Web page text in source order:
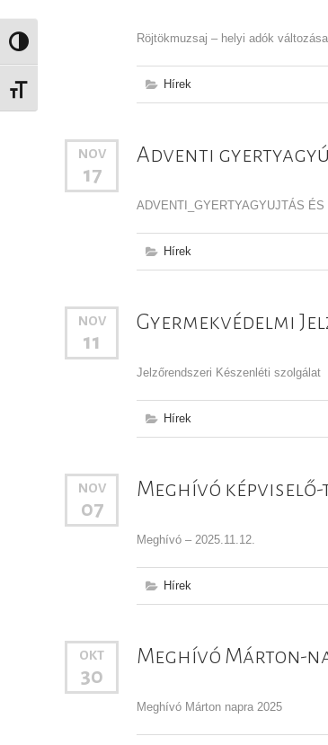
Nagy kontraszt váltása
Betűméret váltása
Röjtökmuzsaj – helyi adók
Hírek
NOV
17
Adventi
ADVENTI_GYERTYAGYUJTÁS ÉS
Hírek
NOV
11
Gyermekvédelmi
Jelzőrendszeri Készenléti szolgálat
Hírek
NOV
07
Meghívó
Meghívó – 2025.11.12.
Hírek
OKT
30
Meghívó Márton-
Meghívó Márton napra 2025